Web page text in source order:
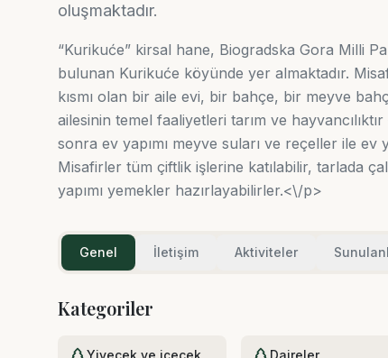
oluşmaktadır.
“Kurikuće” kirsal hane, Biogradska Gora Milli
bulunan Kurikuće köyünde yer almaktadır.
kısmı olan bir aile evi, bir bahçe, bir meyve
ailesinin temel faaliyetleri tarım ve
sonra ev yapımı meyve suları ve reçeller ile
Misafirler tüm çiftlik işlerine katılabilir, tarlada
yapımı yemekler hazırlayabilirler.<\/p>
Genel İletişim Aktiviteler
Kategoriler